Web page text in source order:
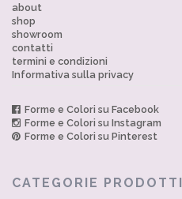
about
shop
showroom
contatti
termini e condizioni
Informativa sulla privacy
Forme e Colori su Facebook
Forme e Colori su Instagram
Forme e Colori su Pinterest
CATEGORIE PRODOTTI